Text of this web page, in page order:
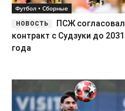
Футбол • Сборные
ПСЖ согласовал
контракт с Судзуки до 2031
года